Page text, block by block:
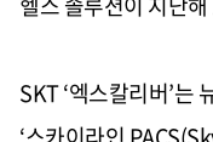
SKT ‘엑스칼리버’는